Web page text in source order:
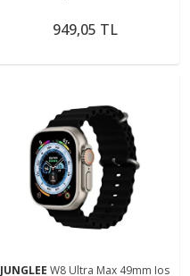
1,99inç Tam Ekran
949,05 TL
JUNGLEE W8 Ultra Max 49mm Ios